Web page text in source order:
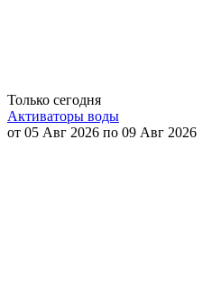
Только сегодня
Активаторы воды
от 05 Авг 2026 по 09 Авг 2026